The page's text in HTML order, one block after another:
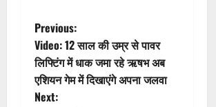
P
o
s
Previous:
Video: 12 साल की उम्र से पावर
लिफ्टिंग में धाक जमा रहे ऋषभ अब
एशियन गेम में दिखाएंगे अपना जलवा
Next: